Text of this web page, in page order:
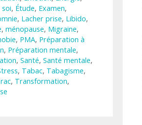
soi, Étude, Examen,
, Lacher prise, Libido,
, ménopause, Migraine,
, PMA, Préparation à
, Préparation mentale,
, Santé, Santé mentale,
, Tabac, Tabagisme,
, Transformation,